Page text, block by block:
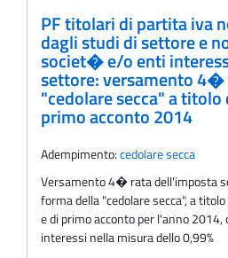
PF titolari di partita iva
dagli studi di settore e
societ� e/o enti
settore: versamento 4�
"cedolare secca" a titolo
primo acconto 2014
Adempimento:cedolare secca
Versamento 4� rata dell'imposta
forma della "cedolare secca", a
e di primo acconto per l'anno 2014,
interessi nella misura dello 0,99%